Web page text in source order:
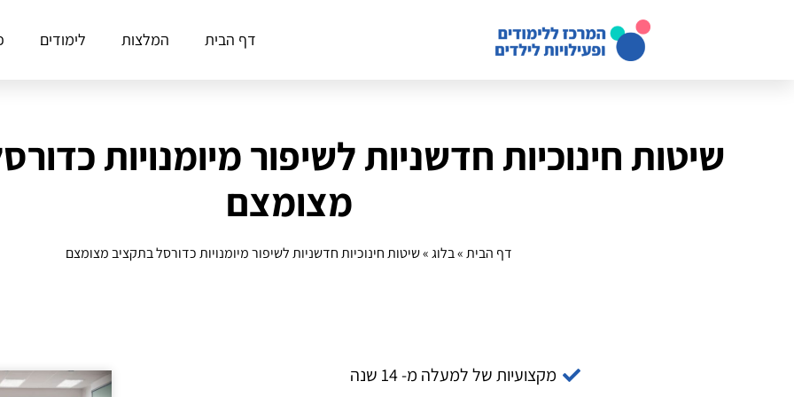
דף הבית המלצות לימודים
שיטות חינוכיות חדשניות לשיפור מיומנויות
מצומצם
דף הבית»בלוג»שיטות חינוכיות חדשניות לשיפור מיומנויות כדורסל בתקציב מצומצם
מקצועיות של למעלה מ- 14 שנה